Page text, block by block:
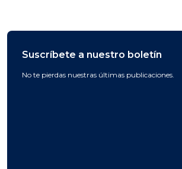
Suscríbete a nuestro boletín
No te pierdas nuestras últimas publicaciones.